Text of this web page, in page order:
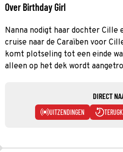
Over Birthday Girl
Nanna nodigt haar dochter Cille
cruise naar de Caraïben voor
komt plotseling tot een einde
alleen op het dek wordt
DIRECT
UITZENDINGEN